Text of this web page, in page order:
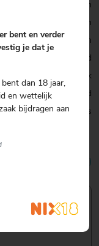
4,9/5 (10 reviews)
Geen
Glen Talloch
Vegan
Schotland
Soepel & Vriendelijk
Blend
Grote Fles
bent en verder
je dat je
dan 18 jaar,
en wettelijk
bijdragen aan